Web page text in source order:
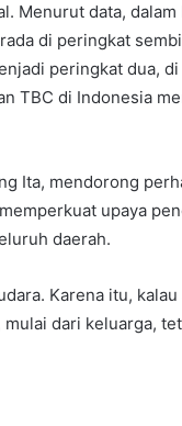
Menurut data,
di peringkat
peringkat dua, di
TBC di Indonesia
Ita, mendorong
upaya
daerah.
Karena itu,
dari keluarga,